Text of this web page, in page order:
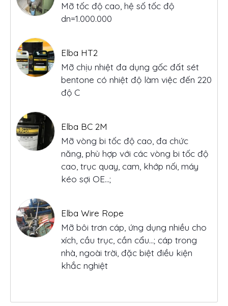
Elba HT2
Mỡ chịu nhiệt đa dụng gốc đất sét
độ C
Elba BC 2M
Mỡ vòng bi tốc độ cao, đa chức
cao, trục quay, cam, khớp nối, máy
kéo sợi OE...;
Elba Wire Rope
Mỡ bôi trơn cáp, ứng dụng nhiều cho
nhà, ngoài trời, đặc biệt điều kiện
khắc nghiệt
Elba Maximum Moly CSC
Mỡ chịu nhiệt có nhiệt độ nhỏ giọt 680